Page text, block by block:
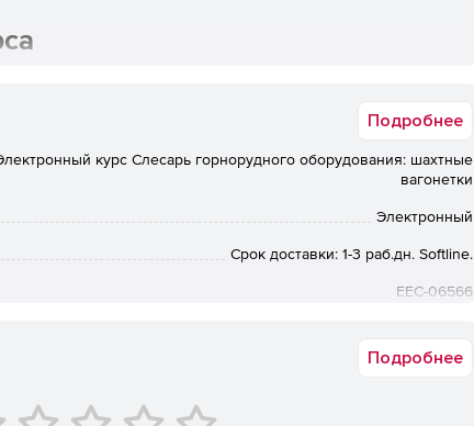
неисправностей вагонеток.
Подробнее
курс Слесарь горнорудного оборудования: шахтные
вагонетки
Электронный
Срок доставки: 1-3 раб.дн. Softline.
EEC-06566
Подробнее